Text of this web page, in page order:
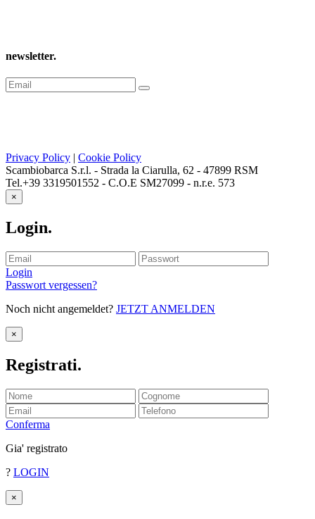
newsletter.
Privacy Policy | Cookie Policy
Scambiobarca S.r.l. - Strada la Ciarulla, 62 - 47899 RSM
Tel.+39 3319501552 - C.O.E SM27099 - n.r.e. 573
×
Login.
Login
Passwort vergessen?
Noch nicht angemeldet? JETZT ANMELDEN
×
Registrati.
Conferma
Gia' registrato
? LOGIN
×